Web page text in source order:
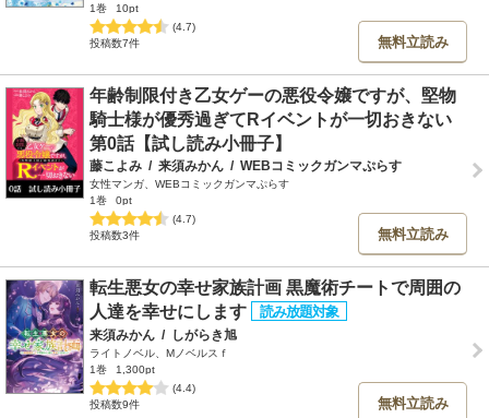
1巻
10pt
(4.7)
投稿数7件
無料立読み
年齢制限付き乙女ゲーの悪役令嬢ですが、堅物
騎士様が優秀過ぎてRイベントが一切おきない
第0話【試し読み小冊子】
藤こよみ / 来須みかん / WEBコミックガンマぷらす
女性マンガ、WEBコミックガンマぷらす
1巻
0pt
(4.7)
投稿数3件
無料立読み
転生悪女の幸せ家族計画 黒魔術チートで周囲の
人達を幸せにします
来須みかん / しがらき旭
ライトノベル、Mノベルスｆ
1巻
1,300pt
(4.4)
投稿数9件
無料立読み